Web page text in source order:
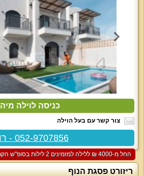
כניסה לוילה מיה
צור קשר עם בעל הוילה
052-9707856 - רועי
החל מ-‏4000 ₪ ללילה למזמינים 2 לילות בסופ"ש הקרוב
ריזורט פסגת הנוף